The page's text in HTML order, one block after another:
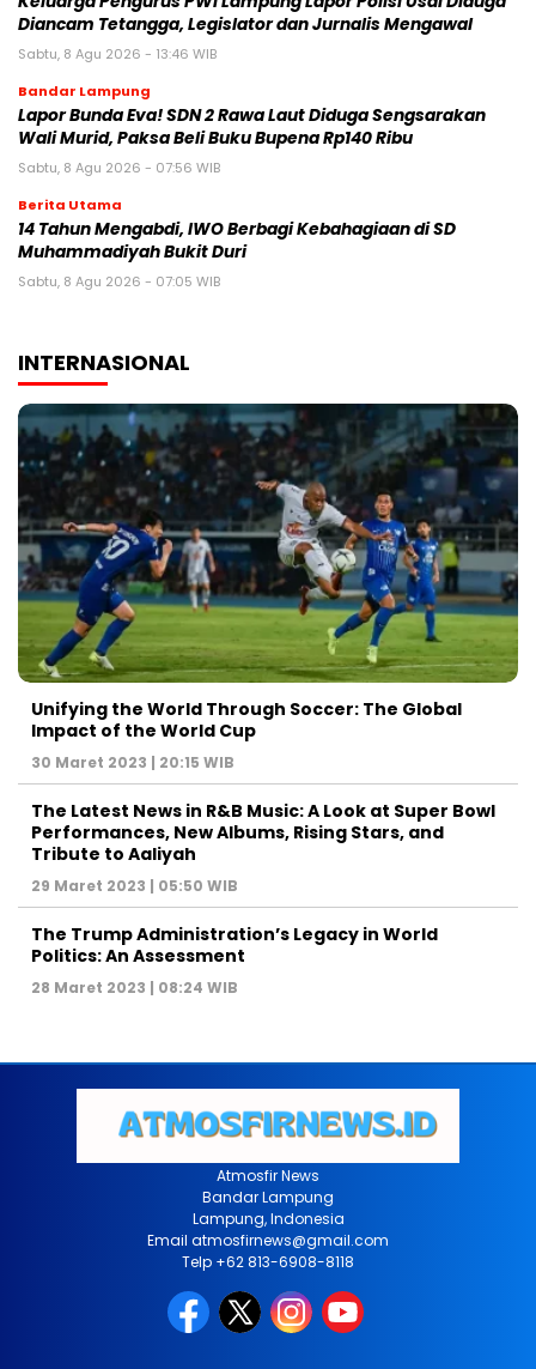
Diancam Tetangga, Legislator dan Jurnalis Mengawal
Sabtu, 8 Agu 2026 - 13:46 WIB
Bandar Lampung
Lapor Bunda Eva! SDN 2 Rawa Laut Diduga Sengsarakan
Wali Murid, Paksa Beli Buku Bupena Rp140 Ribu
Sabtu, 8 Agu 2026 - 07:56 WIB
Berita Utama
14 Tahun Mengabdi, IWO Berbagi Kebahagiaan di SD
Muhammadiyah Bukit Duri
Sabtu, 8 Agu 2026 - 07:05 WIB
INTERNASIONAL
Unifying the World Through Soccer: The Global
Impact of the World Cup
30 Maret 2023 | 20:15 WIB
The Latest News in R&B Music: A Look at Super Bowl
Performances, New Albums, Rising Stars, and
Tribute to Aaliyah
29 Maret 2023 | 05:50 WIB
The Trump Administration’s Legacy in World
Politics: An Assessment
28 Maret 2023 | 08:24 WIB
Atmosfir News
Bandar Lampung
Lampung, Indonesia
Email atmosfirnews@gmail.com
Telp +62 813-6908-8118